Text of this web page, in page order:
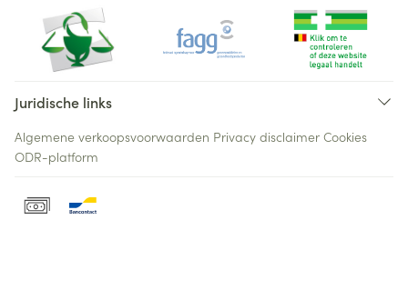
Juridische links
Algemene verkoopsvoorwaarden Privacy disclaimer Cookies
ODR-platform